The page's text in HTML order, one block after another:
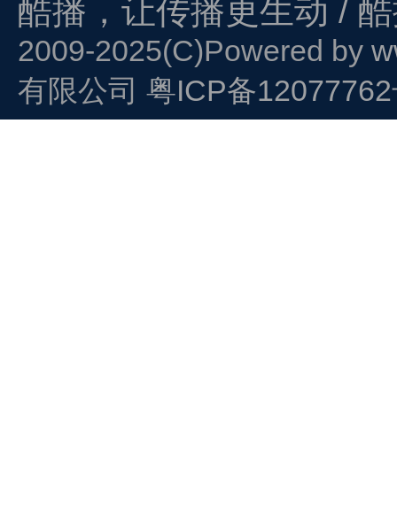
酷播，让传播更生动 /
2009-2025(C)Powered by
有限公司 粤ICP备